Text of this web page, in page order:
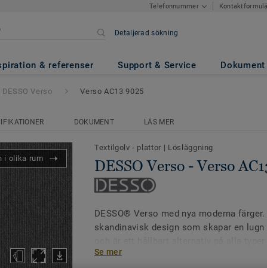
Telefonnummer
Detaljerad sökning
& referenser Support & Service Dokument
AC13 9025
DESSO Verso Verso AC13 9025
DOKUMENT LÄS MER
i olika rum
Textilgolv - plattor | Lösläggning
DESSO Verso - Verso
DESSO® Verso med nya moderna
skandinavisk design som skapar en
Se mer